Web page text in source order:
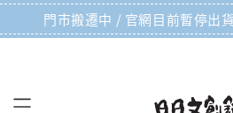
門市搬遷中 / 官網目前暫停出